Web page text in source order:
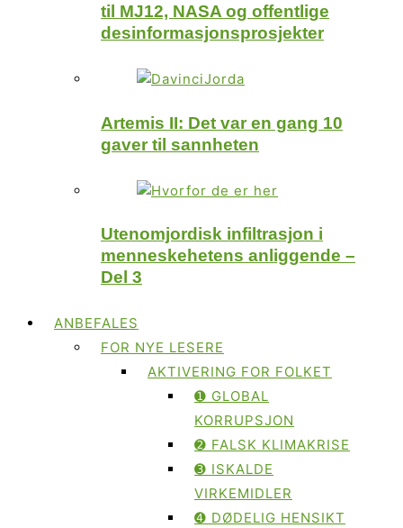
til MJ12, NASA og offentlige
desinformasjonsprosjekter
Artemis II: Det var en gang 10
gaver til sannheten
Utenomjordisk infiltrasjon i
menneskehetens anliggende –
Del 3
ANBEFALES
FOR NYE LESERE
AKTIVERING FOR FOLKET
➊ GLOBAL
KORRUPSJON
➋ FALSK KLIMAKRISE
➌ ISKALDE
VIRKEMIDLER
➍ DØDELIG HENSIKT